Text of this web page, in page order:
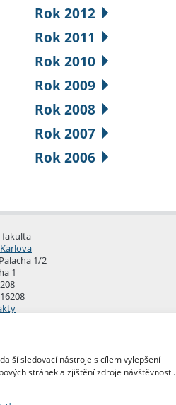
sledovací nástroje s cílem vylepšení
stránek a zjištění zdroje návštěvnosti.
Rok 2012
Rok 2011
Rok 2010
Rok 2009
Rok 2008
Rok 2007
Rok 2006
fakulta
1/2
1